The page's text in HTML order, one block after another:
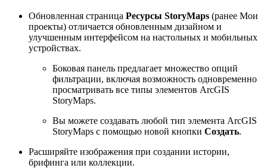
Обновленная страница Ресурсы StoryMaps (ранее Мои
проекты) отличается обновленным дизайном и
улучшенным интерфейсом на настольных и мобильных
устройствах.
Боковая панель предлагает множество опций
фильтрации, включая возможность одновременно
просматривать все типы элементов ArcGIS
StoryMaps.
Вы можете создавать любой тип элемента ArcGIS
StoryMaps с помощью новой кнопки Создать.
Расширяйте изображения при создании истории,
брифинга или коллекции.